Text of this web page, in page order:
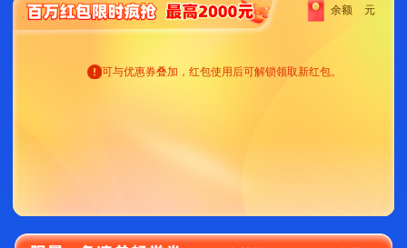
余额 元
可与优惠券叠加，红包使用后可解锁领取新红包。